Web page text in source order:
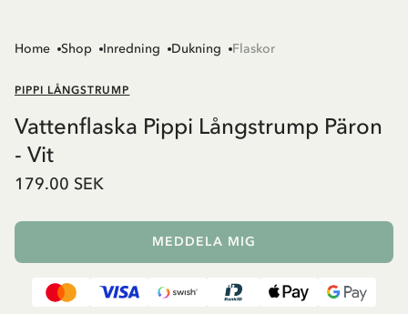
Home Shop Inredning Dukning Flaskor
PIPPI LÅNGSTRUMP
Vattenflaska Pippi Långstrump Päron
- Vit
179.00 SEK
MEDDELA MIG